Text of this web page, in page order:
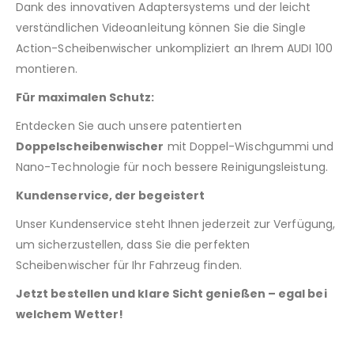
Dank des innovativen Adaptersystems und der leicht
verständlichen Videoanleitung können Sie die Single
Action-Scheibenwischer unkompliziert an Ihrem AUDI 100
montieren.
Für maximalen Schutz:
Entdecken Sie auch unsere patentierten
Doppelscheibenwischer mit Doppel-Wischgummi und
Nano-Technologie für noch bessere Reinigungsleistung.
Kundenservice, der begeistert
Unser Kundenservice steht Ihnen jederzeit zur Verfügung,
um sicherzustellen, dass Sie die perfekten
Scheibenwischer für Ihr Fahrzeug finden.
Jetzt bestellen und klare Sicht genießen – egal bei
welchem Wetter!